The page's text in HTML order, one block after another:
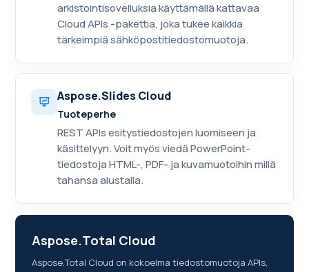
arkistointisovelluksia käyttämällä kattavaa
Cloud APIs -pakettia, joka tukee kaikkia
tärkeimpiä sähköpostitiedostomuotoja.
Aspose.Slides Cloud
Tuoteperhe
REST APIs esitystiedostojen luomiseen ja
käsittelyyn. Voit myös viedä PowerPoint-
tiedostoja HTML-, PDF- ja kuvamuotoihin millä
tahansa alustalla.
Aspose.Total Cloud
Aspose.Total Cloud on kokoelma tiedostomuotoja APIs,